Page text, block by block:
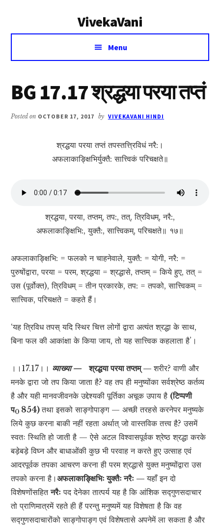
VivekaVani
Voice
Vivekananda
Menu
BG 17.17 श्रद्धया परया तप्तं
Posted on OCTOBER 17, 2017 by VIVEKAVANI HINDI
श्रद्धया परया तप्तं तपस्तत्त्रिविधं नरै:।
अफलाकाङ्क्षिभिर्युक्तै: सात्त्विकं परिचक्षते॥
श्रद्धया, परया, तप्तम्, तप:, तत्, त्रिविधम्, नरै:,
अफलाकाङ्क्षिभि:, युक्तै:, सात्त्विकम्, परिचक्षते॥ १७॥
अफलाकाङ्क्षिभि: = फलको न चाहनेवाले, युक्तै: = योगी, नरै: =
पुरुषोंद्वारा, परया = परम, श्रद्धया = श्रद्धासे, तप्तम् = किये हुए, तत् =
उस (पूर्वोक्त), त्रिविधम् = तीन प्रकारके, तप: = तपको, सात्त्विकम् =
सात्त्विक, परिचक्षते = कहते हैं।
‘यह त्रिविध तपस् यदि स्थिर चित्त लोगों द्वारा अत्यंत श्रद्धा के साथ,
बिना फल की आकांक्षा के किया जाय, तो यह सात्त्विक कहलाता है’।
।।17.17।। व्याख्या — श्रद्धया परया तप्तम् —शरीर? वाणी और
मनके द्वारा जो तप किया जाता है? वह तप ही मनुष्योंका सर्वश्रेष्ठ कर्तव्य
है और यही मानवजीवनके उद्देश्यकी पूर्तिका अचूक उपाय है (टिप्पणी
प0 854)तथा इसको साङ्गोपाङ्ग — अच्छी तरहसे करनेपर मनुष्यके
लिये कुछ करना बाकी नहीं रहता अर्थात् जो वास्तविक तत्त्व है? उसमें
स्वतः स्थिति हो जाती है — ऐसे अटल विश्वासपूर्वक श्रेष्ठ श्रद्धा करके
बड़ेबड़े विघ्न और बाधाओंकी कुछ भी परवाह न करते हुए उत्साह एवं
आदरपूर्वक तपका आचरण करना ही परम श्रद्धासे युक्त मनुष्योंद्वारा उस
तपको करना है।अफलाकाङ्क्षिभिः युक्तैः नरैः —यहाँ इन दो
विशेषणोंसहितनरैः पद देनेका तात्पर्य यह है कि आंशिक सद्गुणसदाचार
तो प्राणिमात्रमें रहते ही हैं परन्तु मनुष्यमें यह विशेषता है कि वह
सद्गुणसदाचारोंको साङ्गोपाङ्ग एवं विशेषतासे अपनेमें ला सकता है और